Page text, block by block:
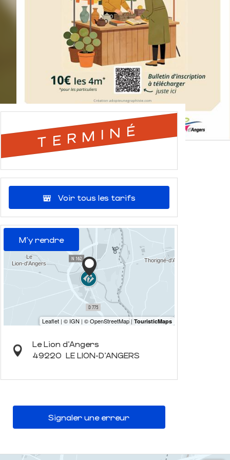
TERMINÉ
Voir tous les tarifs
M'y rendre
Le Lion d'Angers
49220 LE LION-D'ANGERS
Signaler une erreur